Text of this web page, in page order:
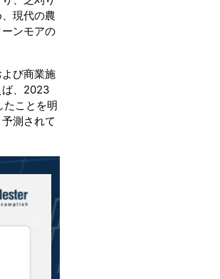
現代の農
ンモアの
び商業施
ば、2023
たことを明
測されて